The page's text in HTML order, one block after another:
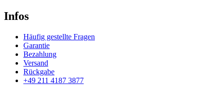
Infos
Häufig gestellte Fragen
Garantie
Bezahlung
Versand
Rückgabe
+49 211 4187 3877